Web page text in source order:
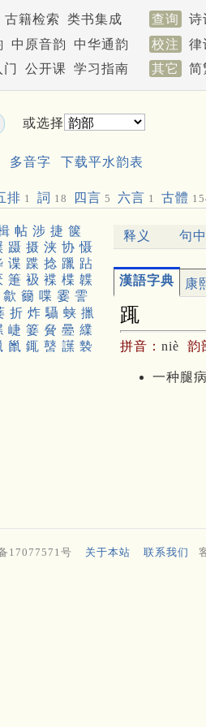
古籍检索 类书集成 查询 诗
中原音韵 中华通韵 校注 律
公开课 学习指南 其它 简
或选择
多音字 下载平水韵表
排 1 詞 18 四言 5 六言 1 古體
帖 涉 捷 箧
蹑 摄 浃 协 慑
谍 蹀 捻 躐 跕
箑 衱 褋 楪 韘
歙 籋 喋 霎 霅
折 炸 䯀 蛱 擸
崨 䈉 䝱 㬪 䌜
巤 銸 䵿 䜓 褺
释义 句中
漢語字典 康
踂
拼音： niè 韵
一种腿
17077571号 关于本站 联系我们